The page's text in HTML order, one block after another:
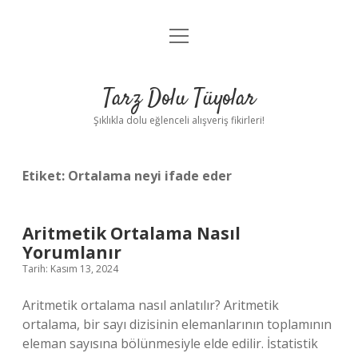
Anasayfa
Yasal Uyarı
menüyü
Tarz Dolu Tüyolar
Şıklıkla dolu eğlenceli alışveriş fikirleri!
Etiket: Ortalama neyi ifade eder
Aritmetik Ortalama Nasıl
Yorumlanır
Tarih: Kasım 13, 2024
Aritmetik ortalama nasıl anlatılır? Aritmetik
ortalama, bir sayı dizisinin elemanlarının toplamının
eleman sayısına bölünmesiyle elde edilir. İstatistik